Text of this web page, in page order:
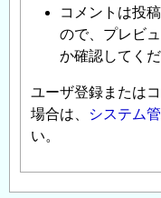
コメントは投
ので、プレビ
か確認してくだ
ユーザ登録または
場合は、
システム
い。